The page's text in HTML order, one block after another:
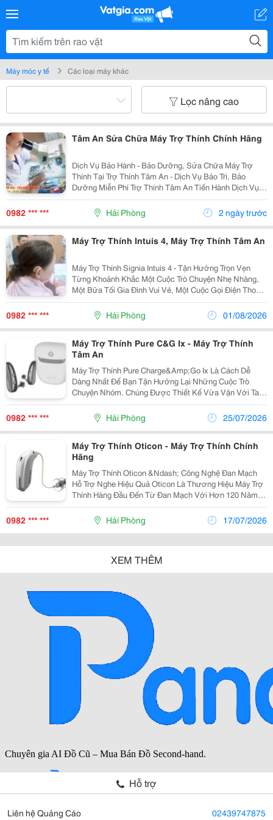
Máy móc y tế Các loại máy khác
Lọc nâng cao
Tâm An Sửa Chữa Máy Trợ Thính Chính Hãng
Dịch Vụ Bảo Hành - Bảo Dưỡng, Sửa Chữa Máy Trợ
Thính Tại Trợ Thính Tâm An - Dịch Vụ Bảo Trì, Bảo
Dưỡng Miễn Phí Trợ Thính Tâm An Tiến Hành Dịch Vụ
Bảo Dưỡng, Vệ Sinh Sấy Khô Máy Trợ Thính Định Kì 3
Tháng/1 Lần Đối Với Tất Cả Các Thiêt Bị Trợ...
0982 *** *** Hải Phòng 2 ngày trước
Máy Trợ Thính Intuis 4, Máy Trợ Thính Tâm An
Máy Trợ Thính Signia Intuis 4 - Tận Hưởng Trọn Vẹn
Từng Khoảnh Khắc Một Cuộc Trò Chuyện Nhẹ Nhàng,
Một Bữa Tối Gia Đình Vui Vẻ, Một Cuộc Gọi Điện Thoại
Cho Bạn Bè, Một Bộ Phim Yêu Thích - Cuộc Sống Luôn
Tràn Ngập Những Khoảnh Khắc Quan Trọng. Hãy...
0982 *** *** Hải Phòng 01/08/2026
Máy Trợ Thính Pure C&G Ix - Máy Trợ Thính
Tâm An
Máy Trợ Thính Pure Charge&Amp;Go Ix Là Cách Dễ
Dàng Nhất Để Bạn Tận Hưởng Lại Những Cuộc Trò
Chuyện Nhóm. Chúng Được Thiết Kế Vừa Vặn Với Tai,
Giúp Bạn Nghe Rõ Và Tham Gia Vào Cuộc Trò Chuyện
Một Cách Dễ Dàng. - 6 Lý Do Để Chọn Pure
Charge&Amp;Go...
0982 *** *** Hải Phòng 25/07/2026
Máy Trợ Thính Oticon - Máy Trợ Thính Chính
Hãng
Máy Trợ Thính Oticon &Ndash; Công Nghệ Đan Mạch
Hỗ Trợ Nghe Hiệu Quả Oticon Là Thương Hiệu Máy Trợ
Thính Hàng Đầu Đến Từ Đan Mạch Với Hơn 120 Năm
Kinh Nghiệm Trong Lĩnh Vực Chăm Sóc Thính Giác.
Các Dòng Máy Trợ Thính Oticon Được Thiết Kế Hiện
0982 *** *** Hải Phòng 17/07/2026
XEM THÊM
Hỗ trợ
Liên hệ Quảng Cáo 02439747875